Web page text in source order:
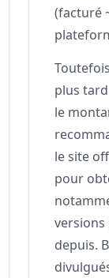
(facturé
plus
le
le site
pour
versions
depuis.